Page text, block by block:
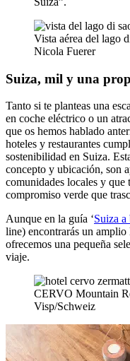
Vista aérea del lago
Nicola Fuerer
Suiza, mil y una
Tanto si te planteas una
en coche eléctrico o un
que os hemos hablado
hoteles y restaurantes
sostenibilidad en Suiza.
concepto y ubicación, son
comunidades locales y que
compromiso verde que
Aunque en la guía ‘Suiza a
line) encontrarás un
ofrecemos una pequeña
viaje.
CERVO Mountain
Visp/Schweiz